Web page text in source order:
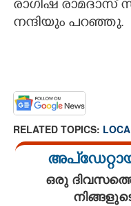
രാഗിഷ രാമദാസ്
നന്ദിയും പറഞ്ഞു.
RELATED TOPICS:
ഒരു